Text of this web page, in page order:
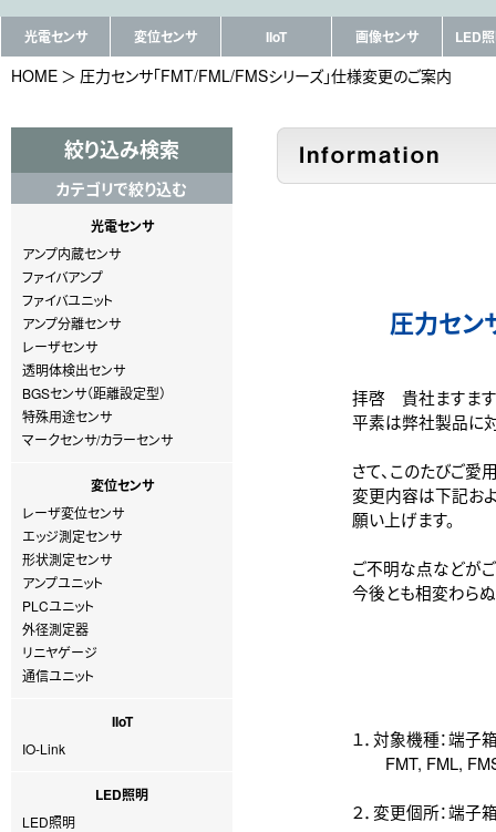
光電センサ 変位センサ IIoT 画像センサ LED照
HOME 圧力センサ「FMT/FML/FMSシリーズ」仕様変更のご案内
絞り込み検索
カテゴリで絞り込む
光電センサ
アンプ内蔵センサ
ファイバアンプ
ファイバユニット
アンプ分離センサ
レーザセンサ
透明体検出センサ
BGSセンサ（距離設定型）
特殊用途センサ
マークセンサ/カラーセンサ
変位センサ
レーザ変位センサ
エッジ測定センサ
形状測定センサ
アンプユニット
PLCユニット
外径測定器
リニヤゲージ
通信ユニット
IIoT
IO-Link
LED照明
LED照明
圧力セン
拝啓 貴社ますます
平素は弊社製品に
さて、このたびご
変更内容は下記お
願い上げます。
ご不明な点などが
今後とも相変わらぬ
１．対象機種：端子
FMT, FML,
２．変更個所：端子